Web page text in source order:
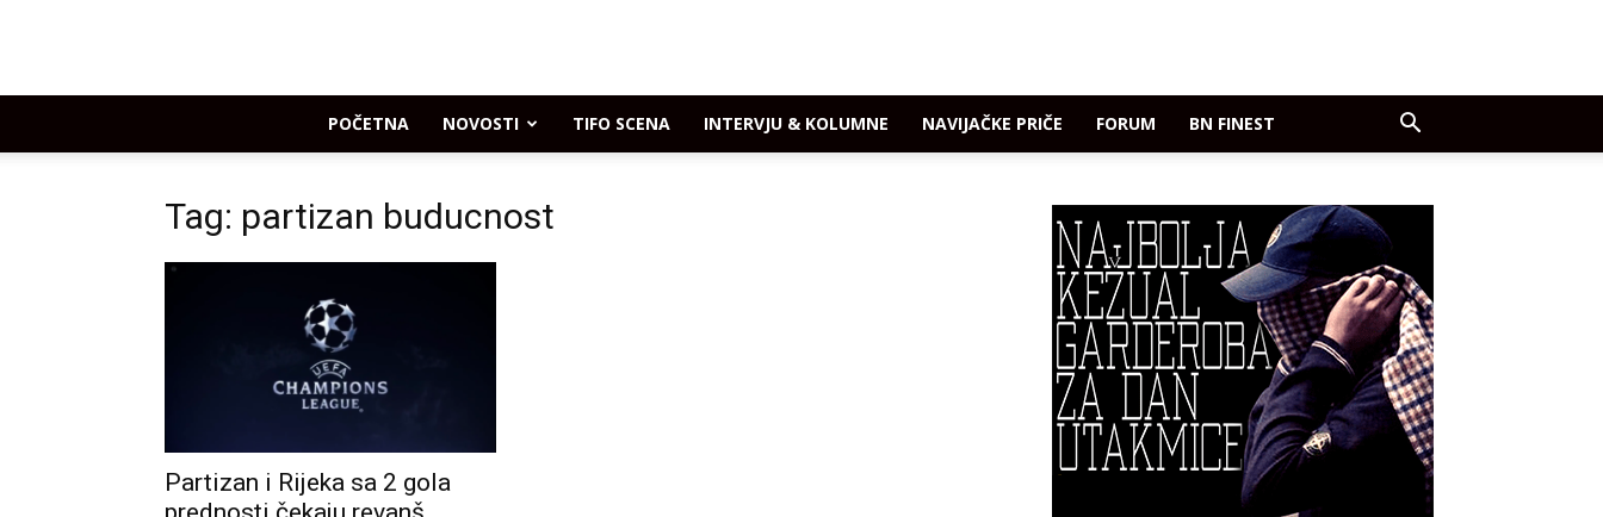
POČETNA NOVOSTI TIFO SCENA INTERVJU & KOLUMNE NAVIJAČKE PRIČE FORUM BN FINEST
Tag: partizan buducnost
Partizan i Rijeka sa 2 gola